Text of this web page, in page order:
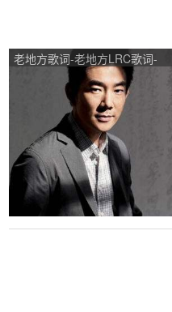
老地方歌词-老地方LRC歌词-